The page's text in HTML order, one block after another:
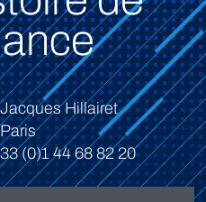
Hillairet
(0)1 44 68 82 20